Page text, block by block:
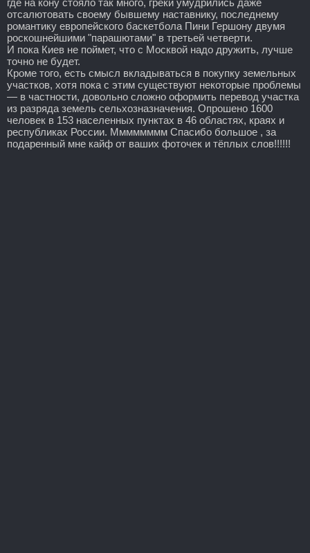
отсалютовать своему бывшему наставнику, последнему
романтику европейского баскетбола Пини Гершону двумя
роскошнейшими "парашютами" в третьей четверти.
И пока Киев не поймет, что с Москвой надо дружить, лучше
точно не будет.
Кроме того, есть смысл вкладываться в покупку земельных
участков, хотя пока с этим существуют некоторые проблемы
— в частности, довольно сложно оформить перевод участка
из разряда земель сельхозназначения. Опрошено 1600
человек в 153 населенных пунктах в 46 областях, краях и
республиках России. Мммммммм Спасибо большое , за
подаренный мне кайф от ваших фоточек и тёплых слов!!!!!!